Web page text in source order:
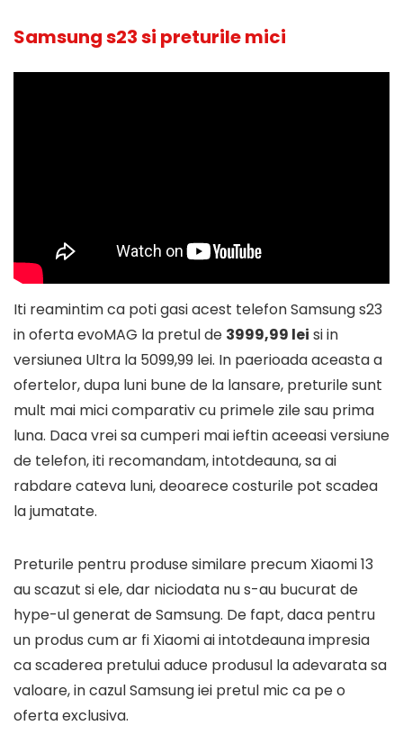
Samsung s23 si preturile mici
Iti reamintim ca poti gasi acest telefon Samsung s23
in oferta evoMAG la pretul de 3999,99 lei si in
versiunea Ultra la 5099,99 lei. In paerioada aceasta a
ofertelor, dupa luni bune de la lansare, preturile sunt
mult mai mici comparativ cu primele zile sau prima
luna. Daca vrei sa cumperi mai ieftin aceeasi versiune
de telefon, iti recomandam, intotdeauna, sa ai
rabdare cateva luni, deoarece costurile pot scadea
la jumatate.
Preturile pentru produse similare precum Xiaomi 13
au scazut si ele, dar niciodata nu s-au bucurat de
hype-ul generat de Samsung. De fapt, daca pentru
un produs cum ar fi Xiaomi ai intotdeauna impresia
ca scaderea pretului aduce produsul la adevarata sa
valoare, in cazul Samsung iei pretul mic ca pe o
oferta exclusiva.